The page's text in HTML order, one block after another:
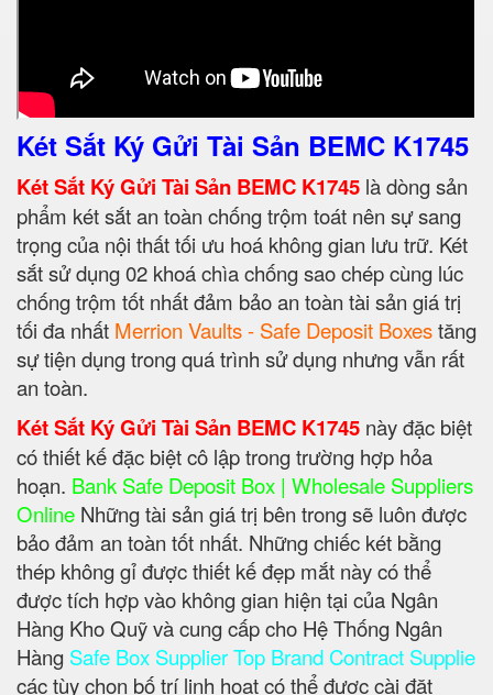
Két Sắt Ký Gửi Tài Sản BEMC K1745
Két Sắt Ký Gửi Tài Sản BEMC K1745 là dòng sản
phẩm két sắt an toàn chống trộm toát nên sự sang
trọng của nội thất tối ưu hoá không gian lưu trữ. Két
sắt sử dụng 02 khoá chìa chống sao chép cùng lúc
chống trộm tốt nhất đảm bảo an toàn tài sản giá trị
tối đa nhất Merrion Vaults - Safe Deposit Boxestăng
sự tiện dụng trong quá trình sử dụng nhưng vẫn rất
an toàn.
Két Sắt Ký Gửi Tài Sản BEMC K1745 này đặc biệt
có thiết kế đặc biệt cô lập trong trường hợp hỏa
hoạn. Bank Safe Deposit Box | Wholesale Suppliers
Online Những tài sản giá trị bên trong sẽ luôn được
bảo đảm an toàn tốt nhất. Những chiếc két bằng
thép không gỉ được thiết kế đẹp mắt này có thể
được tích hợp vào không gian hiện tại của Ngân
Hàng Kho Quỹ và cung cấp cho Hệ Thống Ngân
Hàng Safe Box Supplier Top Brand Contract Supplie
các tùy chọn bố trí linh hoạt có thể được cài đặt